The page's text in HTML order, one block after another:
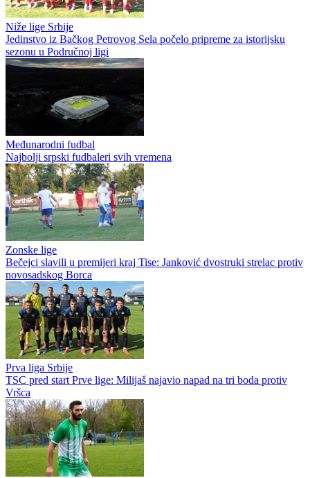
Niže lige Srbije
Jedinstvo iz Bačkog Petrovog Sela počelo pripreme za istorijsku
sezonu u Područnoj ligi
Međunarodni fudbal
Najbolji srpski fudbaleri svih vremena
Zonske lige
Bečejci slavili u premijeri kraj Tise: Janković dvostruki strelac protiv
novosadskog Borca
Prva liga Srbije
TSC pred start Prve lige: Milijaš najavio napad na tri boda protiv
Vršca